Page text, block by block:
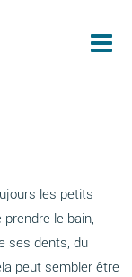
les petits
prendre le bain,
ses dents, du
peut sembler être